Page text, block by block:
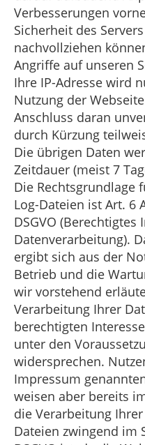
Verbesserungen
Sicherheit des
nachvollziehen
Angriffe auf unseren
Ihre IP-Adresse wird
Nutzung der
Anschluss daran
durch Kürzung
Die übrigen Daten
Zeitdauer (meist 7
Die Rechtsgrundlage
Log-Dateien ist Art. 6
DSGVO (Berechtigtes
Datenverarbeitung).
ergibt sich aus der
Betrieb und die
wir vorstehend
Verarbeitung Ihrer
berechtigten
unter den
widersprechen.
Impressum
weisen aber bereits
die Verarbeitung
Dateien zwingend im